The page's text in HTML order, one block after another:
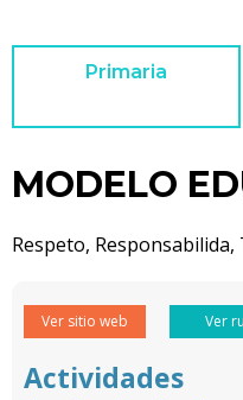
Primaria
MODELO
Respeto, Responsabilida,
Ver sitio web Ver
Actividades